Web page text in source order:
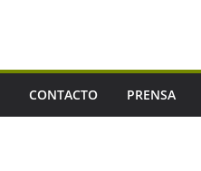
CONTACTO PRENSA